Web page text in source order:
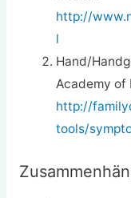
http://
l
Hand/
Academy of
http://
tools/